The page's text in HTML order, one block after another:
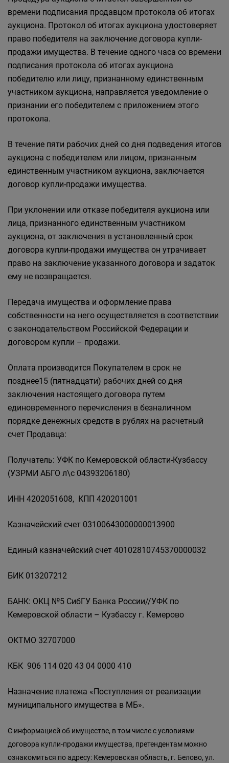
времени подписания продавцом протокола об итогах
аукциона. Протокол об итогах аукциона удостоверяет
право победителя на заключение договора купли-
продажи имущества. В течение одного часа со времени
подписания протокола об итогах аукциона
победителю или лицу, признанному единственным
участником аукциона, направляется уведомление о
признании его победителем с приложением этого
протокола.
В течение пяти рабочих дней со дня подведения итогов
аукциона с победителем или лицом, признанным
единственным участником аукциона, заключается
договор купли-продажи имущества.
При уклонении или отказе победителя аукциона или
лица, признанного единственным участником
аукциона, от заключения в установленный срок
договора купли-продажи имущества он утрачивает
право на заключение указанного договора и задаток
ему не возвращается.
Передача имущества и оформление права
собственности на него осуществляется в соответствии
с законодательством Российской Федерации и
договором купли – продажи.
Оплата производится Покупателем в срок не
позднее15 (пятнадцати) рабочих дней со дня
заключения настоящего договора путем
единовременного перечисления в безналичном
порядке денежных средств в рублях на расчетный
счет Продавца:
Получатель: УФК по Кемеровской области-Кузбассу
(УЗРМИ АБГО л\с 04393206180)
ИНН 4202051608, КПП 420201001
Казначейский счет 03100643000000013900
Единый казначейский счет 40102810745370000032
БИК 013207212
БАНК: ОКЦ №5 СибГУ Банка России//УФК по
Кемеровской области – Кузбассу г. Кемерово
ОКТМО 32707000
КБК 906 114 020 43 04 0000 410
Назначение платежа «Поступления от реализации
муниципального имущества в МБ».
С информацией об имуществе, в том числе с условиями
договора купли-продажи имущества, претендентам можно
ознакомиться по адресу: Кемеровская область, г. Белово, ул.